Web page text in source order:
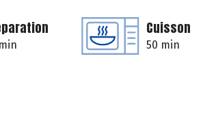
Cuisson
50 min